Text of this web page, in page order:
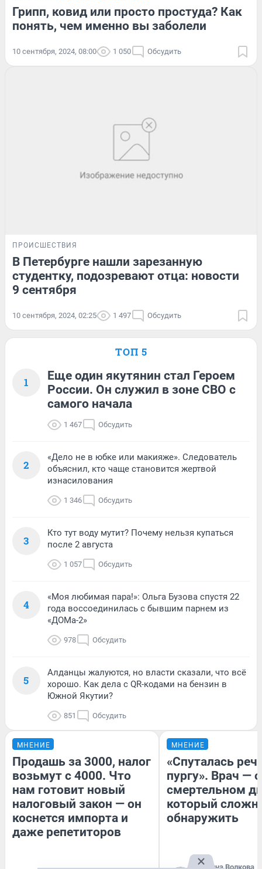
Грипп, ковид или просто простуда? Как
понять, чем именно вы заболели
10 сентября, 2024, 08:00 1 050 Обсудить
ПРОИСШЕСТВИЯ
В Петербурге нашли зарезанную
студентку, подозревают отца: новости
9 сентября
10 сентября, 2024, 02:25 1 497 Обсудить
ТОП 5
1
Еще один якутянин стал Героем
России. Он служил в зоне СВО с
самого начала
1 467 Обсудить
2
«Дело не в юбке или макияже». Следователь
объяснил, кто чаще становится жертвой
изнасилования
1 346 Обсудить
3
Кто тут воду мутит? Почему нельзя купаться
после 2 августа
1 057 Обсудить
4
«Моя любимая пара!»: Ольга Бузова спустя 22
года воссоединилась с бывшим парнем из
«ДОМа-2»
978 Обсудить
5
Алданцы жалуются, но власти сказали, что всё
хорошо. Как дела с QR-кодами на бензин в
Южной Якутии?
851 Обсудить
МНЕНИЕ
Продашь за 3000, налог
возьмут с 4000. Что
нам готовит новый
налоговый закон — он
коснется импорта и
даже репетиторов
МНЕНИЕ
«Спуталась
пургу». Врач — о
смертельном
который
обнаружить
Ирина Волкова